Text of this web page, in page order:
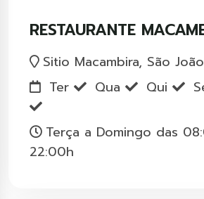
RESTAURANTE
Sitio Macambira, São
Ter
Qua Qui
Terça a Domingo das
22:00h